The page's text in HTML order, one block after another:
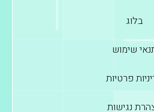
בלוג
שימוש
פרטיות
נגישות